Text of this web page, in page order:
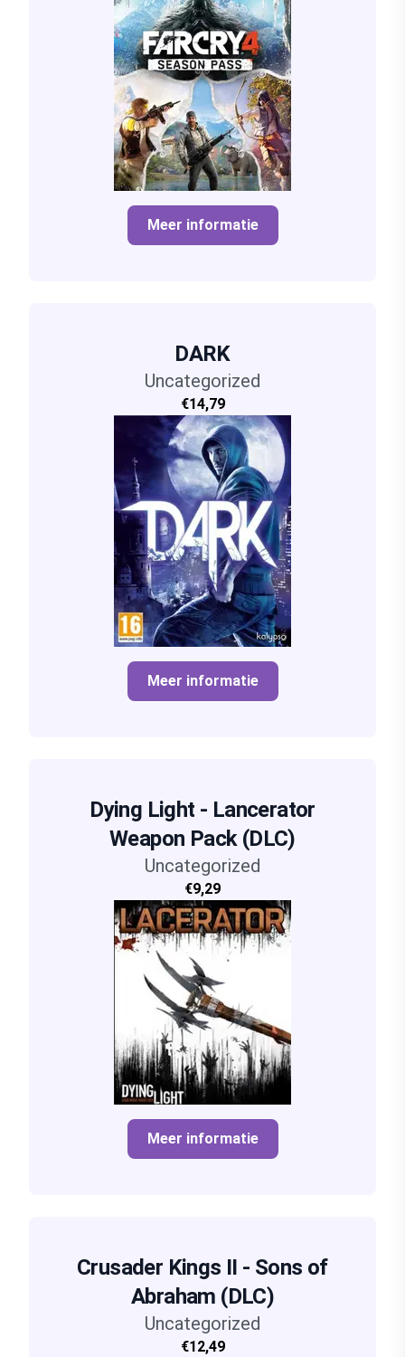
Meer informatie
DARK
Uncategorized
€14,79
Meer informatie
Dying Light - Lancerator
Weapon Pack (DLC)
Uncategorized
€9,29
Meer informatie
Crusader Kings II - Sons of
Abraham (DLC)
Uncategorized
€12,49